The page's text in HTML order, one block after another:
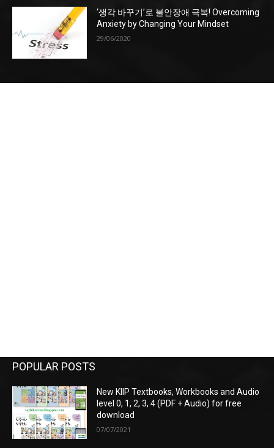
‘생각 바꾸기’로 불안장애 극복! Overcoming
Anxiety by Changing Your Mindset
29/06/2020
POPULAR POSTS
New KIIP Textbooks, Workbooks and Audio
level 0, 1, 2, 3, 4 (PDF + Audio) for free
download
07/07/2021